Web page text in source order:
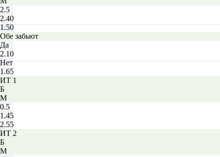
2.5
2.40
1.50
Обе забьют
Да
2.10
Нет
1.65
ИТ 1
Б
М
0.5
1.45
2.55
ИТ 2
Б
М